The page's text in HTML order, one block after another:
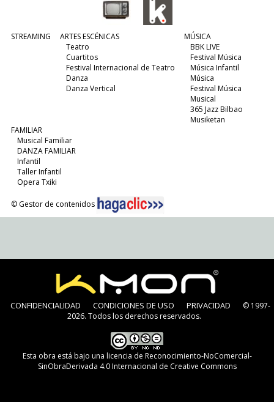
STREAMING
ARTES ESCÉNICAS
Teatro
Cuartitos
Festival Internacional de Teatro
Danza
Danza Vertical
MÚSICA
BBK LIVE
Festival Música
Música Infantil
Música
Festival Música
Musical
365 Jazz Bilbao
Musiketan
FAMILIAR
Musical Familiar
DANZA FAMILIAR
Infantil
Taller Infantil
Opera Txiki
© Gestor de contenidos
CONFIDENCIALIDAD CONDICIONES DE USO PRIVACIDAD
© 1997-
2026. Todos los derechos reservados.
Esta obra está bajo una licencia de Reconocimiento-NoComercial-
SinObraDerivada 4.0 Internacional de Creative Commons